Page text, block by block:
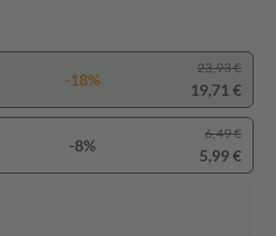
-18%
23,93 €
19,71 €
-8%
6,49 €
5,99 €